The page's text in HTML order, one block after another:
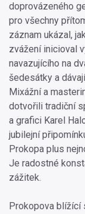
doprovázeného
pro všechny
záznam ukázal,
zvážení inicioval
navazujícího na
šedesátky a
Mixážní a
dotvořili tradiční
a grafici Karel
jubilejní
Prokopa plus
Je radostné
zážitek.
Prokopova blížící